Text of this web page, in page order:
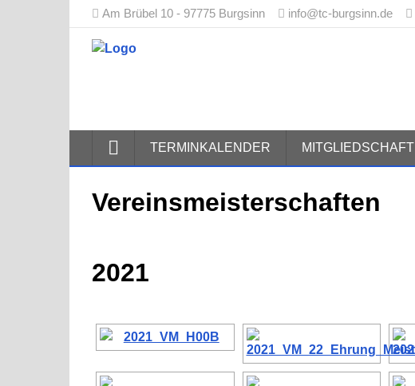
Am Brübel 10 - 97775 Burgsinn info@tc-burgsinn.de
TERMINKALENDER MITGLIEDSCHAFT
Vereinsmeisterschaften
2021